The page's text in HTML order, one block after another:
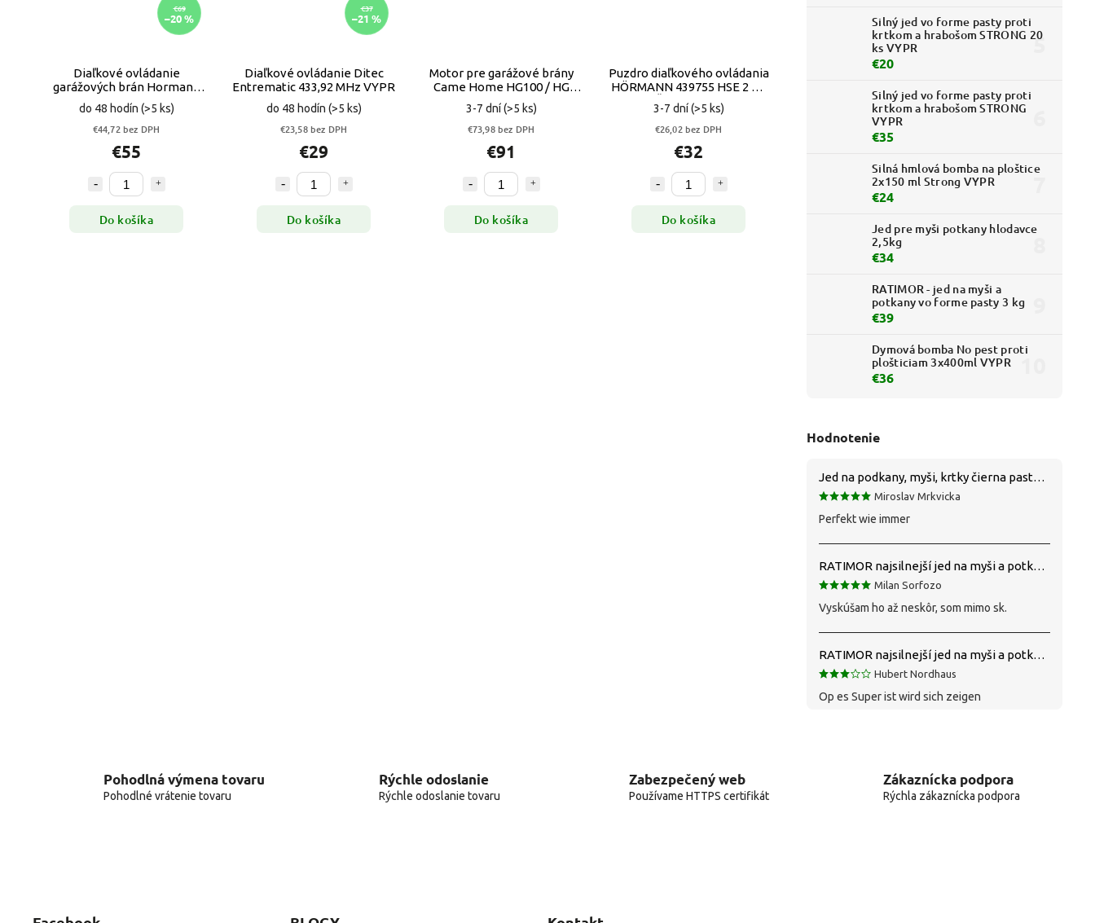
Silný jed vo forme pasty proti
krtkom a hrabošom STRONG 20
ks VYPR
€20
Silný jed vo forme pasty proti
krtkom a hrabošom STRONG
VYPR
€35
Silná hmlová bomba na ploštice
2x150 ml Strong VYPR
€24
Jed pre myši potkany hlodavce
2,5kg
€34
RATIMOR - jed na myši a
potkany vo forme pasty 3 kg
€39
Dymová bomba No pest proti
plošticiam 3x400ml VYPR
€36
Hodnotenie
Jed na podkany, myši, krtky čierna pasta silná 1 kg VYPR
Miroslav Mrkvicka
Perfekt wie immer
RATIMOR najsilnejší jed na myši a potkany
Milan Sorfozo
Vyskúšam ho až neskôr, som mimo sk.
RATIMOR najsilnejší jed na myši a potkany
Hubert Nordhaus
Op es Super ist wird sich zeigen
€69
–20 %
Diaľkové ovládanie
garážových brán Hormann
HSZ 2 BS do autozapaľovača
VYPR
do 48 hodín (>5 ks)
€44,72 bez DPH
€55
Do košíka
€37
–21 %
Diaľkové ovládanie Ditec
Entrematic 433,92 MHz VYPR
do 48 hodín (>5 ks)
€23,58 bez DPH
€29
Do košíka
Motor pre garážové brány
Came Home HG100 / HG
1000 119PLR029
3-7 dní(>5 ks)
€73,98 bez DPH
€91
Do košíka
Puzdro diaľkového ovládania
HÖRMANN 439755 HSE 2 BS
ČIERNY lesk
3-7 dní(>5 ks)
€26,02 bez DPH
€32
Do košíka
Pohodlná výmena tovaru
Pohodlné vrátenie tovaru
Rýchle odoslanie
Rýchle odoslanie tovaru
Zabezpečený web
Používame HTTPS certifikát
Zákaznícka podpora
Rýchla zákaznícka podpora